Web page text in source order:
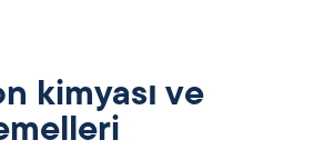
kimyası ve